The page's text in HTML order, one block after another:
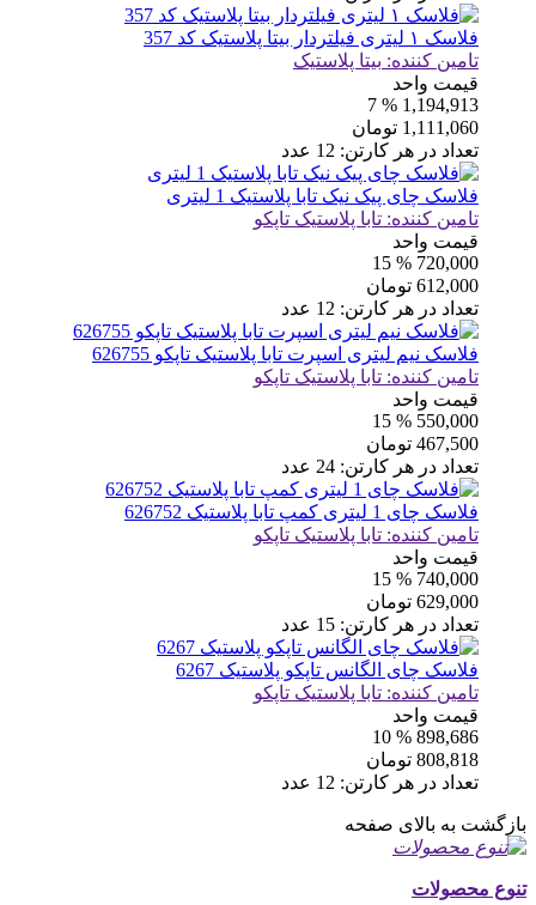
فلاسک ۱ لیتری فیلتردار بیتا پلاستیک کد 357
تامین کننده: بیتا پلاستیک
قیمت واحد
1,194,913
% 7
1,111,060 تومان
تعداد در هر کارتن: 12 عدد
فلاسک چای پیک نیک تابا پلاستیک 1 لیتری
تامین کننده: تابا پلاستیک تاپکو
قیمت واحد
720,000
% 15
612,000 تومان
تعداد در هر کارتن: 12 عدد
فلاسک نیم لیتری اسپرت تابا پلاستیک تاپکو 626755
تامین کننده: تابا پلاستیک تاپکو
قیمت واحد
550,000
% 15
467,500 تومان
تعداد در هر کارتن: 24 عدد
فلاسک چای 1 لیتری کمپ تابا پلاستیک 626752
تامین کننده: تابا پلاستیک تاپکو
قیمت واحد
740,000
% 15
629,000 تومان
تعداد در هر کارتن: 15 عدد
فلاسک چای الگانس تاپکو پلاستیک 6267
تامین کننده: تابا پلاستیک تاپکو
قیمت واحد
898,686
% 10
808,818 تومان
تعداد در هر کارتن: 12 عدد
بازگشت به بالای صفحه
تنوع محصولات